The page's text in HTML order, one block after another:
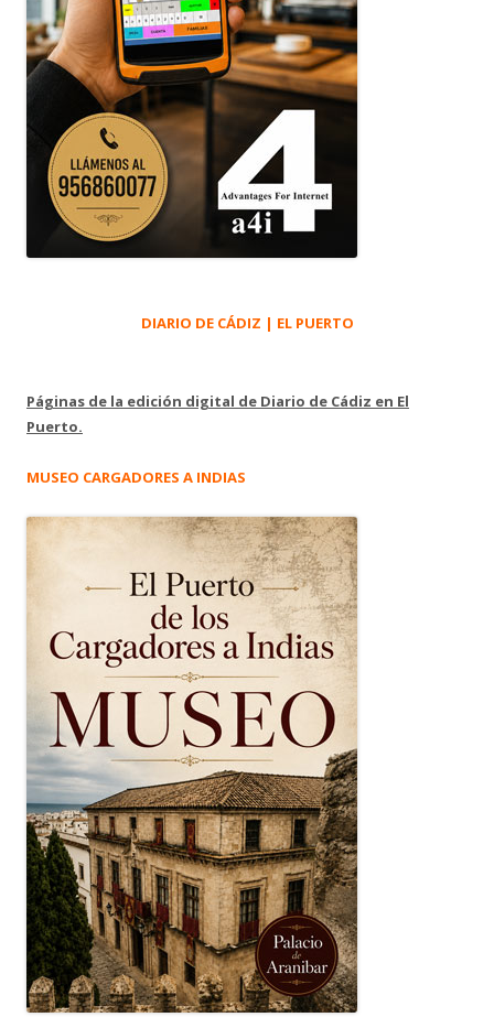
DIARIO DE CÁDIZ | EL PUERTO
Páginas de la edición digital de Diario de Cádiz en El
Puerto.
MUSEO CARGADORES A INDIAS